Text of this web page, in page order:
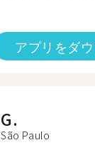
アプリをダ
G.
São Paulo